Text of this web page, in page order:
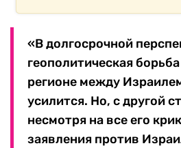
«В долгосрочной
геополитическая
регионе между
усилится. Но, с другой
несмотря на все его
заявления против